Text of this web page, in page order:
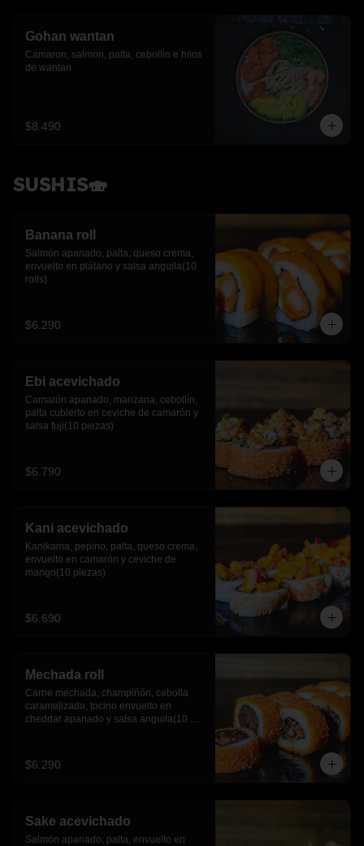
Gohan wantan
Camaron, salmon, palta, cebollin e hilos
de wantan
$8.490
SUSHIS🍣
Banana roll
Salmón apanado, palta, queso crema,
envuelto en plátano y salsa anguila(10
rolls)
$6.290
Ebi acevichado
Camarón apanado, manzana, cebollín,
palta cubierto en ceviche de camarón y
salsa fuji(10 piezas)
$6.790
Kani acevichado
Kanikama, pepino, palta, queso crema,
envuelto en camarón y ceviche de
mango(10 piezas)
$6.690
Mechada roll
Carne mechada, champiñón, cebolla
caramelizada, tocino envuelto en
cheddar apanado y salsa anguila(10
$6.290
Sake acevichado
Salmón apanado, palta, envuelto en